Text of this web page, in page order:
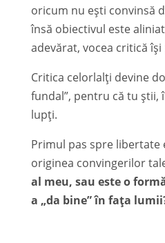
oricum nu ești convinsă
însă obiectivul este
adevărat, vocea critică
Critica celorlalți devine
fundal”, pentru că tu știi,
lupți.
Primul pas spre libertate
originea convingerilor
al meu, sau este o
a „da bine” în fața